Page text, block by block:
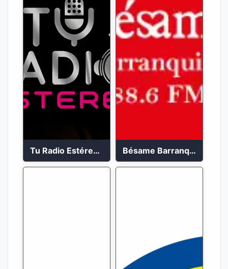
Tu Radio Estéreo 24/7 Bésame Barranquilla en vivo 88.6 FM